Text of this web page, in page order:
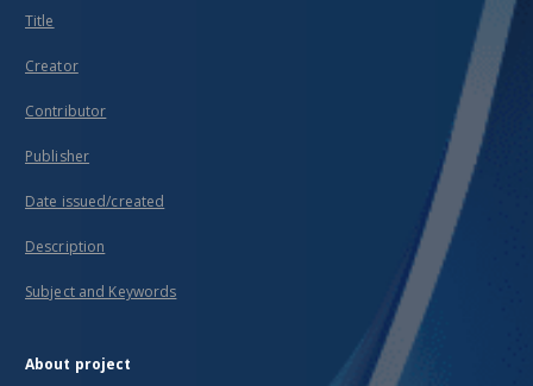
Title
Creator
Contributor
Publisher
Date issued/created
Description
Subject and Keywords
About project